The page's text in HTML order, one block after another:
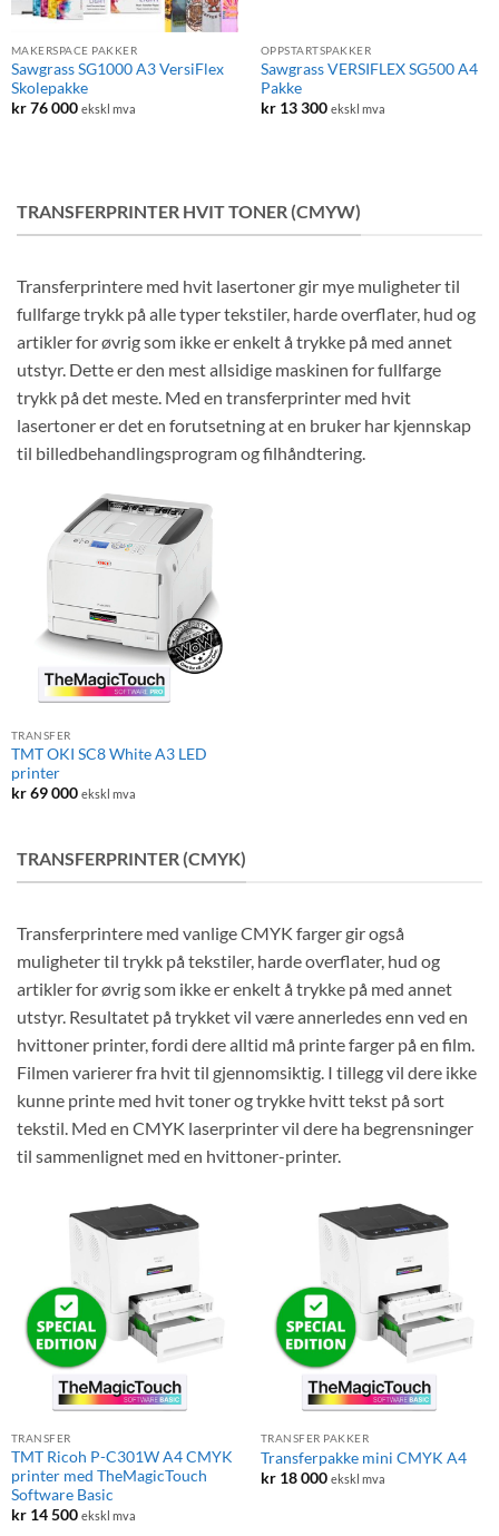
MAKERSPACE PAKKER
Sawgrass SG1000 A3 VersiFlex
Skolepakke
kr76 000 ekskl mva
OPPSTARTSPAKKER
Sawgrass VERSIFLEX SG500 A4
Pakke
kr13 300 ekskl mva
TRANSFERPRINTER HVIT TONER (CMYW)
Transferprintere med hvit lasertoner gir mye muligheter til
fullfarge trykk på alle typer tekstiler, harde overflater, hud og
artikler for øvrig som ikke er enkelt å trykke på med annet
utstyr. Dette er den mest allsidige maskinen for fullfarge
trykk på det meste. Med en transferprinter med hvit
lasertoner er det en forutsetning at en bruker har kjennskap
til billedbehandlingsprogram og filhåndtering.
TRANSFER
TMT OKI SC8 White A3 LED
printer
kr69 000 ekskl mva
TRANSFERPRINTER (CMYK)
Transferprintere med vanlige CMYK farger gir også
muligheter til trykk på tekstiler, harde overflater, hud og
artikler for øvrig som ikke er enkelt å trykke på med annet
utstyr. Resultatet på trykket vil være annerledes enn ved en
hvittoner printer, fordi dere alltid må printe farger på en film.
Filmen varierer fra hvit til gjennomsiktig. I tillegg vil dere ikke
kunne printe med hvit toner og trykke hvitt tekst på sort
tekstil. Med en CMYK laserprinter vil dere ha begrensninger
til sammenlignet med en hvittoner-printer.
TRANSFER
TMT Ricoh P-C301W A4 CMYK
printer med TheMagicTouch
Software Basic
kr14 500 ekskl mva
TRANSFER PAKKER
Transferpakke mini CMYK A4
kr18 000 ekskl mva